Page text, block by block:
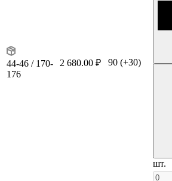
44-46 / 170-
176
2 680.00 ₽ 90 (+30)
шт.